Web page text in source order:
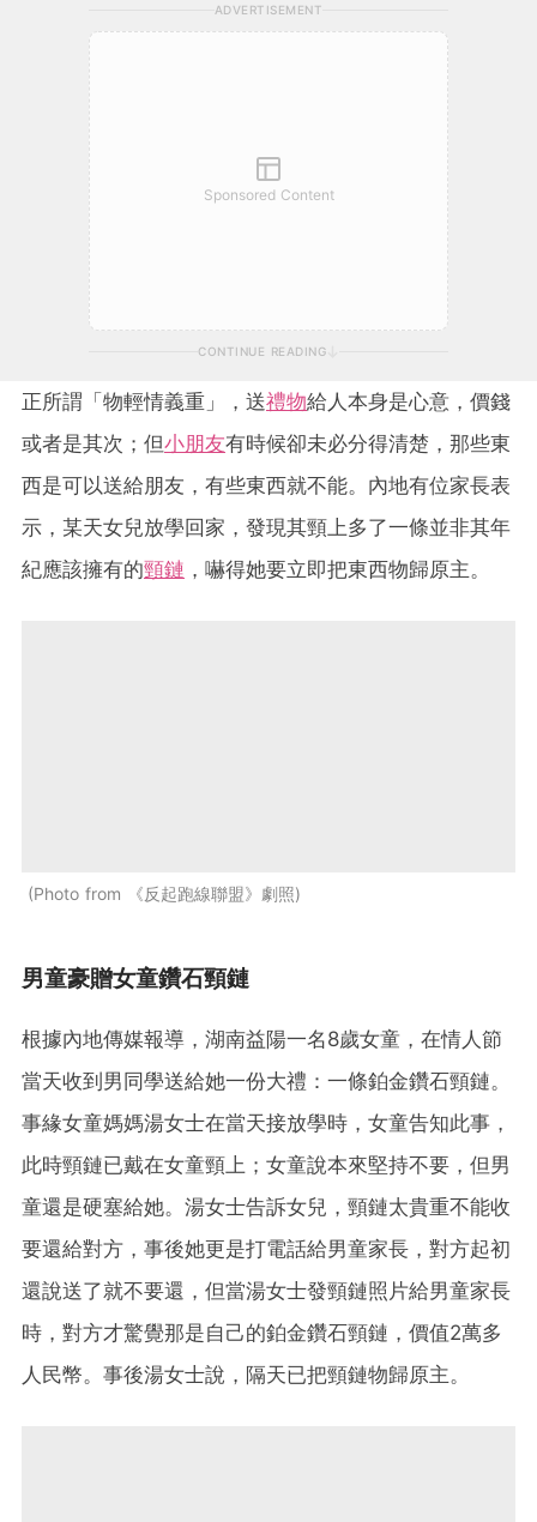
ADVERTISEMENT
Sponsored Content
CONTINUE READING
正所謂「物輕情義重」，送禮物給人本身是心意，價錢
或者是其次；但小朋友有時候卻未必分得清楚，那些東
西是可以送給朋友，有些東西就不能。內地有位家長表
示，某天女兒放學回家，發現其頸上多了一條並非其年
紀應該擁有的頸鏈 ，嚇得她要立即把東西物歸原主。
Photo from 《反起跑線聯盟》劇照
男童豪贈女童鑽石頸鏈
根據內地傳媒報導，湖南益陽一名8歲女童，在情人節
當天收到男同學送給她一份大禮：一條鉑金鑽石頸鏈。
事緣女童媽媽湯女士在當天接放學時，女童告知此事，
此時頸鏈已戴在女童頸上；女童說本來堅持不要，但男
童還是硬塞給她。湯女士告訴女兒，頸鏈太貴重不能收
要還給對方，事後她更是打電話給男童家長，對方起初
還說送了就不要還，但當湯女士發頸鏈照片給男童家長
時，對方才驚覺那是自己的鉑金鑽石頸鏈，價值2萬多
人民幣。事後湯女士說，隔天已把頸鏈物歸原主。